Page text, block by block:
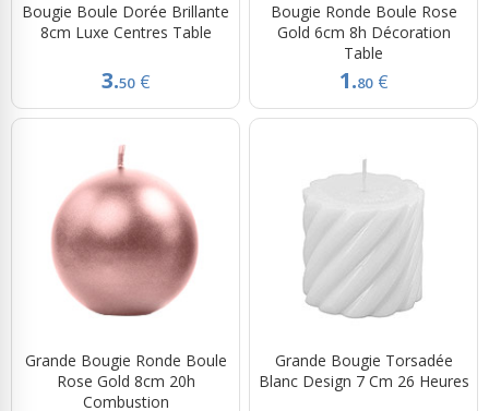
Bougie Boule Dorée Brillante
8cm Luxe Centres Table
3.50 €
Bougie Ronde Boule Rose
Gold 6cm 8h Décoration
Table
1.80 €
Grande Bougie Ronde Boule
Rose Gold 8cm 20h
Combustion
Grande Bougie Torsadée
Blanc Design 7 Cm 26 Heures